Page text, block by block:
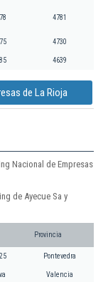
4781
4730
4639
de La Rioja
Nacional de Empresas
de Ayecue Sa y
Provincia
Pontevedra
Valencia